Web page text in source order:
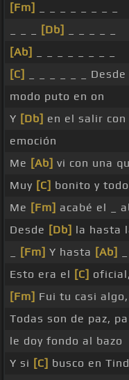
[Fm]
[Db]
[Ab]
[C]
_ _ _ _ _ _ Desde
modo puto en on
Y [Db] en el salir
emoción
Me [Ab] vi con una
Muy [C] bonito y
Me [Fm] acabé el _
Desde [Db] la hasta
[Fm] Y hasta [Ab]
Esto era el [C]
[Fm] Fui tu casi
Todas son de paz,
le doy fondo al bazo
Y si [C] busco en